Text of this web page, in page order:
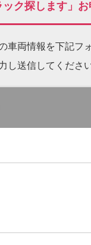
ック探します」
車両情報を下記フ
し送信してください